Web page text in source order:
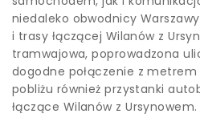
niedaleko obwodnicy
i trasy łączącej Wilanów z
tramwajowa, poprowadzona
dogodne połączenie z
pobliżu również przystanki
łączące Wilanów z Ursynowem.